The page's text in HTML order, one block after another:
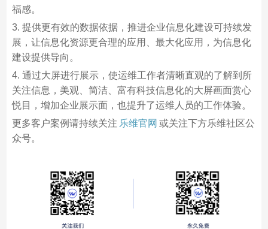
福感。
3. 提供更有效的数据依据，推进企业信息化建设可持续发
展，让信息化资源更合理的应用、最大化应用，为信息化
建设提供导向。
4. 通过大屏进行展示，使运维工作者清晰直观的了解到所
关注信息，美观、简洁、富有科技信息化的大屏画面赏心
悦目，增加企业展示面，也提升了运维人员的工作体验。
更多客户案例请持续关注 乐维官网 或关注下方乐维社区公
众号。